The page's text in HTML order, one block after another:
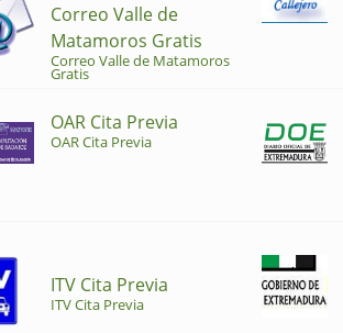
Correo Valle de
Matamoros Gratis
Correo Valle de Matamoros
Gratis
OAR Cita Previa
OAR Cita Previa
ITV Cita Previa
ITV Cita Previa